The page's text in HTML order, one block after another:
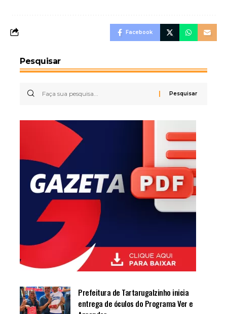
Facebook
Pesquisar
Prefeitura de Tartarugalzinho inicia
entrega de óculos do Programa Ver e